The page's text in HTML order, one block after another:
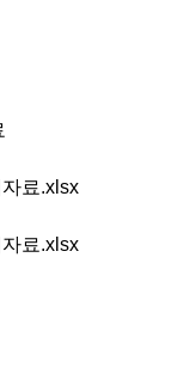
료.xlsx
료.xlsx